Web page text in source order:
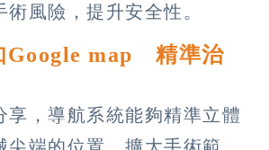
風險，提升安全性。
Google map 精準治
享，導航系統能夠精準立體
尖端的位置，擴大手術範